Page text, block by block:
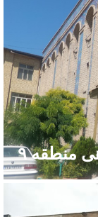
منطقه ۹